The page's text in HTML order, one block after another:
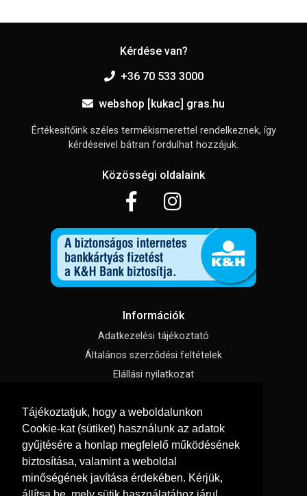
Tájékoztatjuk, hogy a weboldalunkon
Cookie-kat (sütiket) használunk az adatok
gyűjtésére a honlap megfelelő működésének
biztosítása, valamint a weboldal
minőségének javítása érdekében. Kérjük,
Kérdése van?
+36 70 533 3000
webshop [kukac] gras.hu
Értékesítőink széles termékismerettel rendelkeznek, így
kérdéseivel bátran fordulhat hozzájuk.
Közösségi oldalaink
Információk
Adatkezelési tájékoztató
Általános szerződési feltételek
Elállási nyilatkozat
Süti beállítások
Menü
Hírek, cikkek